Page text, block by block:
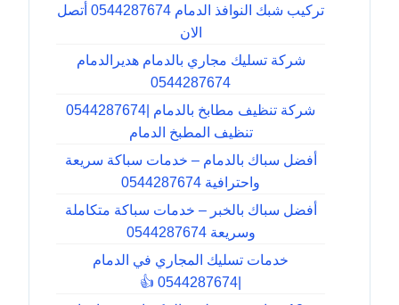
تركيب شبك النوافذ الدمام 0544287674 أتصل
الان
شركة تسليك مجاري بالدمام هديرالدمام
0544287674
شركة تنظيف مطابخ بالدمام |0544287674
تنظيف المطبخ الدمام
أفضل سباك بالدمام – خدمات سباكة سريعة
واحترافية 0544287674
أفضل سباك بالخبر – خدمات سباكة متكاملة
وسريعة 0544287674
خدمات تسليك المجاري في الدمام